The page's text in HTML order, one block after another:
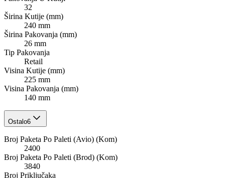
32
Širina Kutije (mm)
240 mm
Širina Pakovanja (mm)
26 mm
Tip Pakovanja
Retail
Visina Kutije (mm)
225 mm
Visina Pakovanja (mm)
140 mm
Ostalo6
Broj Paketa Po Paleti (Avio) (Kom)
2400
Broj Paketa Po Paleti (Brod) (Kom)
3840
Broj Priključaka